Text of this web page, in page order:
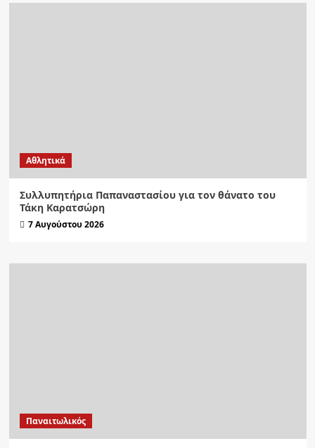
Αθλητικά
Συλλυπητήρια Παπαναστασίου για τον θάνατο του
Τάκη Καρατσώρη
7 Αυγούστου 2026
Παναιτωλικός